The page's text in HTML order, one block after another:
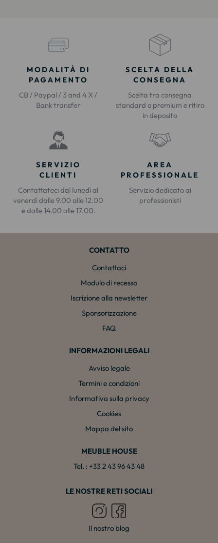
MODALITÀ DI
PAGAMENTO
CB / Paypal / 3 and 4 X /
Bank transfer
SCELTA DELLA
CONSEGNA
Scelta tra consegna
standard o premium e ritiro
in deposito
SERVIZIO
CLIENTI
Contattateci dal lunedì al
venerdì dalle 9.00 alle 12.00
e dalle 14.00 alle 17.00.
AREA
PROFESSIONALE
Servizio dedicato ai
professionisti
CONTATTO
Contattaci
Modulo di recesso
Iscrizione alla newsletter
Sponsorizzazione
FAQ
INFORMAZIONI LEGALI
Avviso legale
Termini e condizioni
Informativa sulla privacy
Cookies
Mappa del sito
MEUBLE HOUSE
Tel. : +33 2 43 96 43 48
LE NOSTRE RETI SOCIALI
Il nostro blog